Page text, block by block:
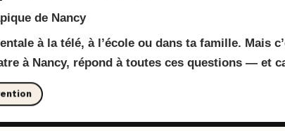
de Nancy
à la télé, à l’école ou dans ta famille. Mais
à Nancy, répond à toutes ces questions — et